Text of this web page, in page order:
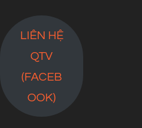
LIÊN HỆ
QTV
(FACEB
OOK)